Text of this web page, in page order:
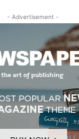
- Advertisement -